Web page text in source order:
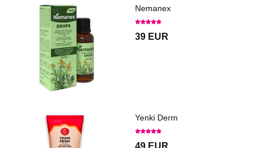
Nemanex
39 EUR
Yenki Derm
49 EUR